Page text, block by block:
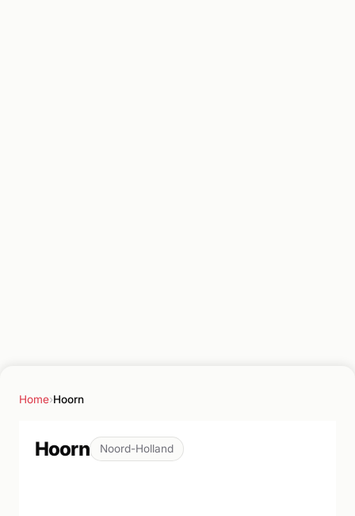
Home›Hoorn
Hoorn Noord-Holland